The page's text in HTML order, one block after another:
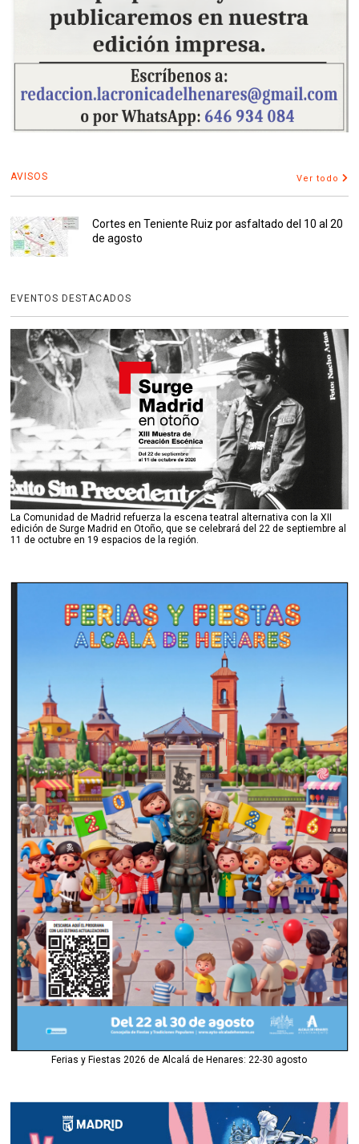
AVISOS Ver todo
Cortes en Teniente Ruiz por asfaltado del 10 al 20
de agosto
EVENTOS DESTACADOS
La Comunidad de Madrid refuerza la escena teatral alternativa con la XII
edición de Surge Madrid en Otoño, que se celebrará del 22 de septiembre al
11 de octubre en 19 espacios de la región.
Ferias y Fiestas 2026 de Alcalá de Henares: 22-30 agosto